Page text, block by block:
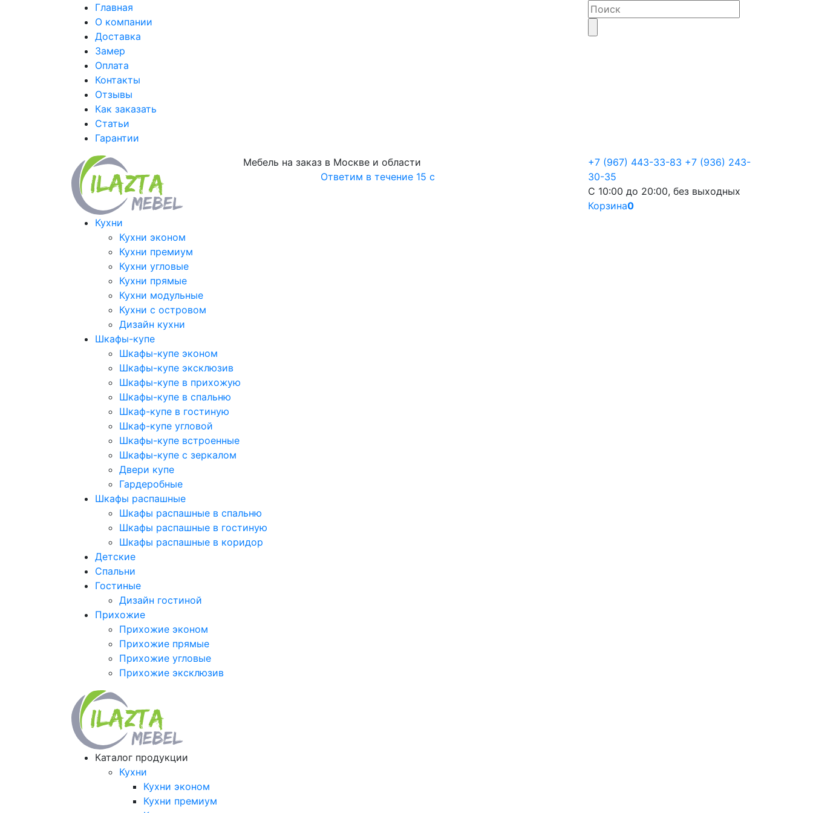
Главная
О компании
Доставка
Замер
Оплата
Контакты
Отзывы
Как заказать
Статьи
Гарантии
Мебель на заказ в Москве и области
Ответим в течение 15 с
+7 (967) 443-33-83 +7 (936) 243-
30-35
С 10:00 до 20:00, без выходных
Корзина0
Кухни
Кухни эконом
Кухни премиум
Кухни угловые
Кухни прямые
Кухни модульные
Кухни с островом
Дизайн кухни
Шкафы-купе
Шкафы-купе эконом
Шкафы-купе эксклюзив
Шкафы-купе в прихожую
Шкафы-купе в спальню
Шкаф-купе в гостиную
Шкаф-купе угловой
Шкафы-купе встроенные
Шкафы-купе с зеркалом
Двери купе
Гардеробные
Шкафы распашные
Шкафы распашные в спальню
Шкафы распашные в гостиную
Шкафы распашные в коридор
Детские
Спальни
Гостиные
Дизайн гостиной
Прихожие
Прихожие эконом
Прихожие прямые
Прихожие угловые
Прихожие эксклюзив
Каталог продукции
Кухни
Кухни эконом
Кухни премиум